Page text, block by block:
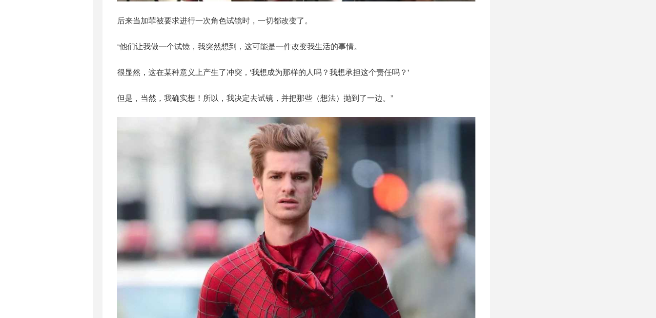
后来当加菲被要求进行一次角色试镜时，一切都改变了。
“他们让我做一个试镜，我突然想到，这可能是一件改变我生活的事情。
很显然，这在某种意义上产生了冲突，'我想成为那样的人吗？我想承担这个责任吗？'
但是，当然，我确实想！所以，我决定去试镜，并把那些（想法）抛到了一边。”